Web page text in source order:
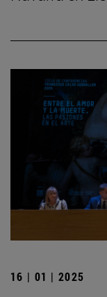
16 | 01 | 2025